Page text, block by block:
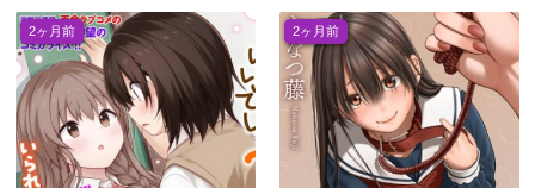
2ヶ月前 2ヶ月前